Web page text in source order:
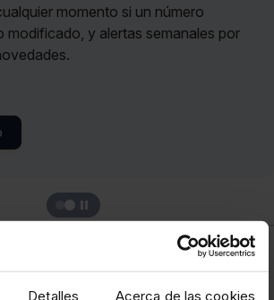
Detalles Acerca de las cookies
momento si un número
modificado, y alertas semanales por